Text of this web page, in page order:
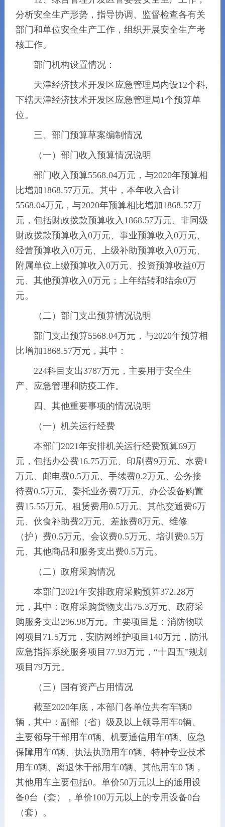
分析安全生产形势，指导协调、监督检查各有关
部门和单位安全生产工作，组织开展安全生产考
核工作。
部门机构设置情况：
天津经济技术开发区应急管理局内设12个科,
下辖天津经济技术开发区应急管理局1个预算单
位。
三、部门预算草案编制情况
（一）部门收入预算情况说明
部门收入预算5568.04万元，与2020年预算相
比增加1868.57万元。其中，本年收入合计
5568.04万元，与2020年预算相比增加1868.57万
元，包括财政拨款预算收入1868.57万元、非同级
财政拨款预算收入0万元、事业预算收入0万元、
经营预算收入0万元、上级补助预算收入0万元、
附属单位上缴预算收入0万元、投资预算收益0万
元、其他预算收入0万元；上年结转和结余0万
元。
（二）部门支出预算情况说明
部门支出预算5568.04万元，与2020年预算相
比增加1868.57万元，其中：
224科目支出3787万元，主要用于安全生
产、应急管理和防疫工作。
四、其他重要事项的情况说明
（一）机关运行经费
本部门2021年安排机关运行经费预算69万
元，包括办公费16.75万元、印刷费9万元、水费1
万元、邮电费0.5万元、手续费0.2万元、公务接
待费0.5万元、委托业务费7万元、办公设备购置
费15.55万元、租赁费用0.5万元、其他交通费6万
元、伙食补助费2万元、差旅费8万元、维修
（护）费0.5万元、会议费0.5万元、培训费0.5万
元、其他商品和服务支出费0.5万元。
（二）政府采购情况
本部门2021年安排政府采购预算372.28万
元，其中：政府采购货物支出75.3万元、政府采
购服务支出296.98万元。主要项目是：消防物联
网项目71.5万元，安防网维护项目140万元，防汛
应急指挥系统服务项目77.93万元，“十四五”规划
项目79万元。
（三）国有资产占用情况
截至2020年底，本部门各单位共有车辆0
辆，其中：副部（省）级及以上领导用车0辆、
主要领导干部用车0辆、机要通信用车0辆、应急
保障用车0辆、执法执勤用车0辆、特种专业技术
用车0辆、离退休干部用车0辆、其他用车0 辆，
其他用车主要包括0。单价50万元以上的通用设
备0台（套），单价100万元以上的专用设备0台
（套）。